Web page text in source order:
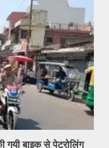
गयी बाइक से पेट्रोलिंग